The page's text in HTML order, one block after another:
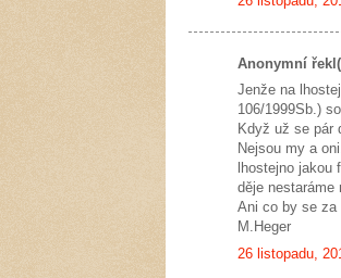
Anonymní
Jenže na
106/1999Sb.)
Když už se pár
Nejsou my a
lhostejno
děje
Ani co by se za
M.Heger
26 listopadu,